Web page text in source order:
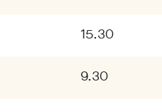
15.30
9.30